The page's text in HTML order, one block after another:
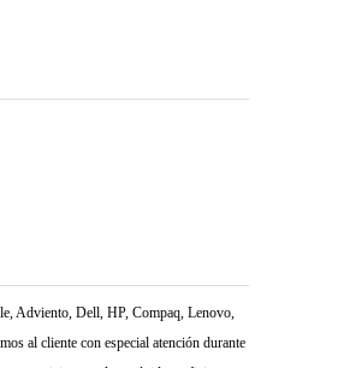
Adviento, Dell, HP, Compaq, Lenovo,
al cliente con especial atención durante